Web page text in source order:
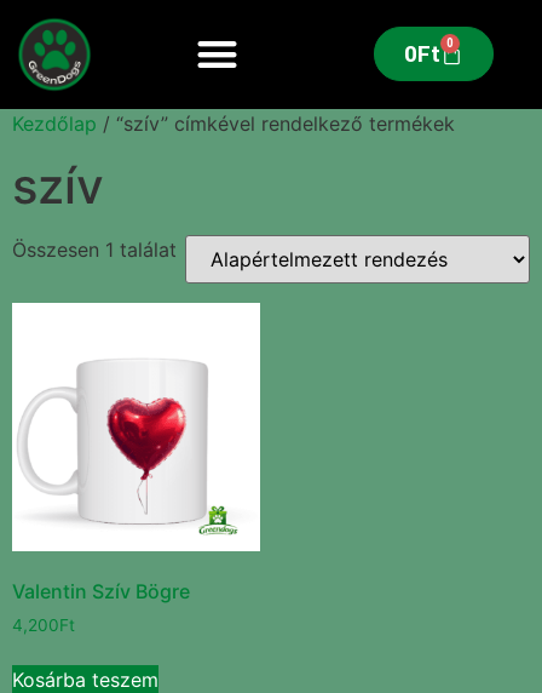
0Ft 0
Kezdőlap / “szív” címkével rendelkező termékek
szív
Összesen 1 találat
Valentin Szív Bögre
4,200Ft
Kosárba teszem